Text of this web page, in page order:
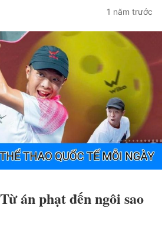
1 năm trước
án phạt đến ngôi sao